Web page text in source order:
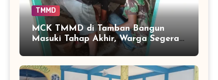
TMMD
MCK TMMD di Tamban Bangun
Masuki Tahap Akhir, Warga Segera
Nikmati Fasilitas Sanitasi yang
Lebih Layak